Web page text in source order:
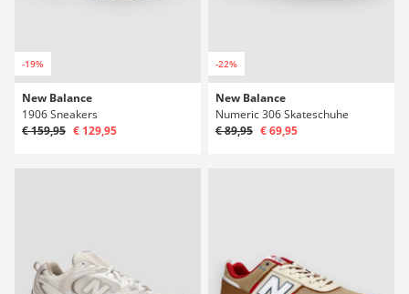
-19%
New Balance
1906 Sneakers
€ 159,95 € 129,95
-22%
New Balance
Numeric 306 Skateschuhe
€ 89,95 € 69,95